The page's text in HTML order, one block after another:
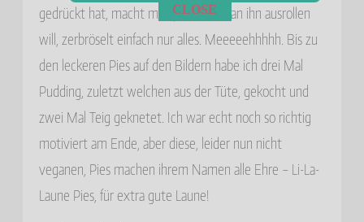
gedrückt hat, macht man ja, wenn man ihn ausrollen
will, zerbröselt einfach nur alles. Meeeeehhhhh. Bis zu
den leckeren Pies auf den Bildern habe ich drei Mal
Pudding, zuletzt welchen aus der Tüte, gekocht und
zwei Mal Teig geknetet. Ich war echt noch so richtig
motiviert am Ende, aber diese, leider nun nicht
veganen, Pies machen ihrem Namen alle Ehre – Li-La-
Laune Pies, für extra gute Laune!
CLOSE